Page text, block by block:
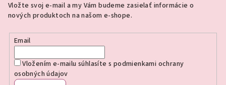
Vložte svoj e-mail a my Vám budeme zasielať informácie o
nových produktoch na našom e-shope.
Email
Vložením e-mailu súhlasíte s podmienkami ochrany
osobných údajov